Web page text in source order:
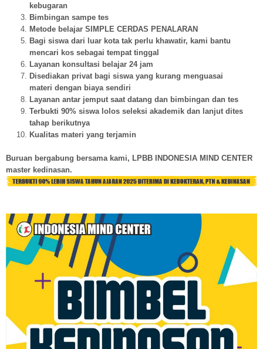
kebugaran
Bimbingan sampe tes
Metode belajar SIMPLE CERDAS PENALARAN
Bagi siswa dari luar kota tak perlu khawatir, kami bantu
mencari kos sebagai tempat tinggal
Layanan konsultasi belajar 24 jam
Disediakan privat bagi siswa yang kurang menguasai
materi dengan biaya sendiri
Layanan antar jemput saat datang dan bimbingan dan tes
Terbukti 90% siswa lolos seleksi akademik dan lanjut dites
tahap berikutnya
Kualitas materi yang terjamin
Buruan bergabung bersama kami, LPBB INDONESIA MIND CENTER
master kedinasan.